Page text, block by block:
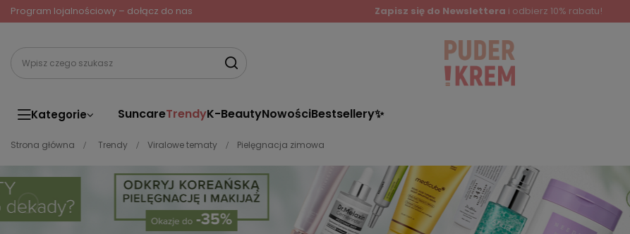
Program lojalnościowy – dołącz do nas Zapisz się do Newslettera i odbierz 10% rabatu!
Kategorie SuncareTrendyK-BeautyNowościBestsellery✨
Strona główna Trendy Viralowe tematy Pielęgnacja zimowa